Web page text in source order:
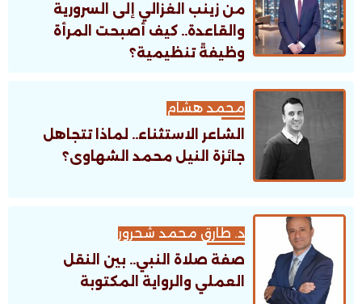
من زينب الغزالي إلى السرورية
والقاعدة.. كيف أصبحت المرأة
وظيفةً تنظيمية؟
محمد هشام
الشاعر الاستثناء.. لماذا تتجاهل
جائزة النيل محمد الشهاوى؟
د. طارق محمد شحرور
صفة صلاة النبي.. بين النقل
العملي والرواية المكتوبة